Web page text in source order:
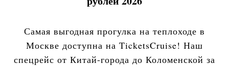
Самая выгодная прогулка на теплоходе в
Москве доступна на TicketsCruise! Наш
спецрейс от Китай-города до Коломенской за